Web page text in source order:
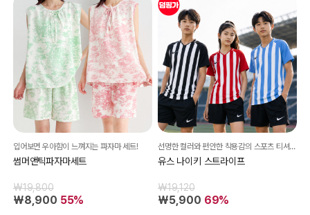
입어보면 우아함이 느껴지는 파자마 세트!
썸머앤틱파자마세트
₩19,800
₩8,900 55%
선명한 컬러와 편안한 착용감의 스포츠 티셔츠!
유스 나이키 스트라이프
₩19,120
₩5,900 69%